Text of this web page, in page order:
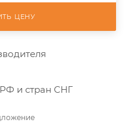
ЦЕНУ
и стран СНГ